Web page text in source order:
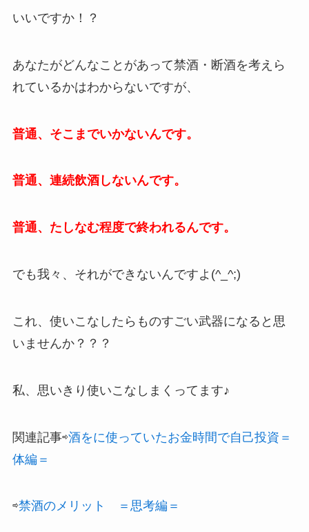
いいですか！？
あなたがどんなことがあって禁酒・断酒を考えら
れているかはわからないですが、
普通、そこまでいかないんです。
普通、連続飲酒しないんです。
普通、たしなむ程度で終われるんです。
でも我々、それができないんですよ(^_^;)
これ、使いこなしたらものすごい武器になると思
いませんか？？？
私、思いきり使いこなしまくってます♪
関連記事⇨酒をに使っていたお金時間で自己投資＝
体編＝
⇨禁酒のメリット ＝思考編＝